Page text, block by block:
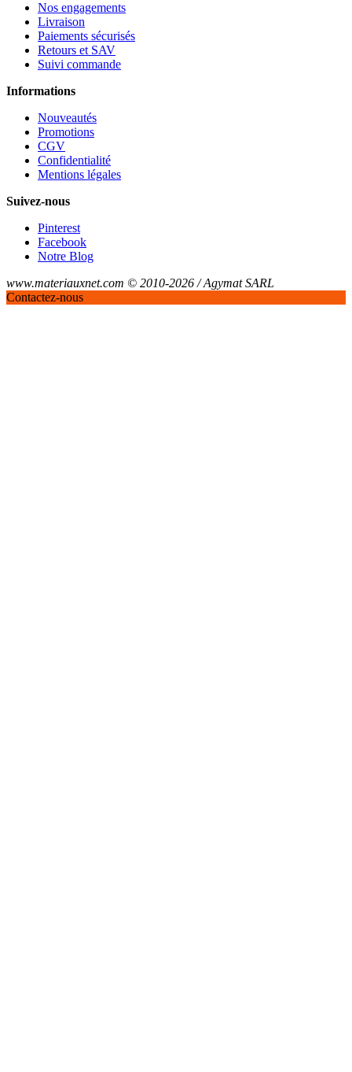
Nos engagements
Livraison
Paiements sécurisés
Retours et SAV
Suivi commande
Informations
Nouveautés
Promotions
CGV
Confidentialité
Mentions légales
Suivez-nous
Pinterest
Facebook
Notre Blog
www.materiauxnet.com © 2010-2026 / Agymat SARL
Contactez-nous